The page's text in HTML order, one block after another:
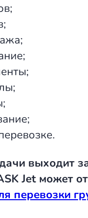
выходит
Jet может
перевозки